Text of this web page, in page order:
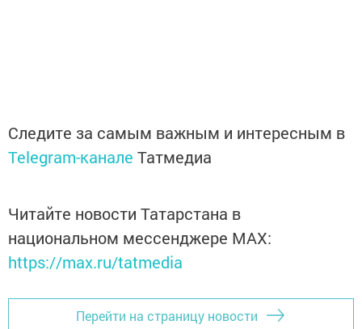
Следите за самым важным и интересным в
Telegram-канале Татмедиа
Читайте новости Татарстана в
национальном мессенджере MАХ:
https://max.ru/tatmedia
Перейти на страницу новости